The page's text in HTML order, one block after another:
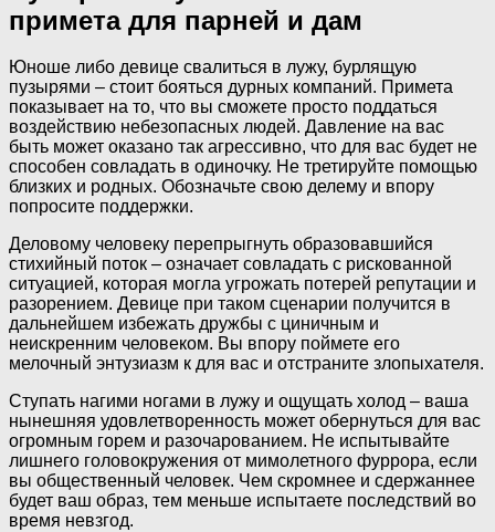
примета для парней и дам
Юноше либо девице свалиться в лужу, бурлящую
пузырями – стоит бояться дурных компаний. Примета
показывает на то, что вы сможете просто поддаться
воздействию небезопасных людей. Давление на вас
быть может оказано так агрессивно, что для вас будет не
способен совладать в одиночку. Не третируйте помощью
близких и родных. Обозначьте свою делему и впору
попросите поддержки.
Деловому человеку перепрыгнуть образовавшийся
стихийный поток – означает совладать с рискованной
ситуацией, которая могла угрожать потерей репутации и
разорением. Девице при таком сценарии получится в
дальнейшем избежать дружбы с циничным и
неискренним человеком. Вы впору поймете его
мелочный энтузиазм к для вас и отстраните злопыхателя.
Ступать нагими ногами в лужу и ощущать холод – ваша
нынешняя удовлетворенность может обернуться для вас
огромным горем и разочарованием. Не испытывайте
лишнего головокружения от мимолетного фуррора, если
вы общественный человек. Чем скромнее и сдержаннее
будет ваш образ, тем меньше испытаете последствий во
время невзгод.